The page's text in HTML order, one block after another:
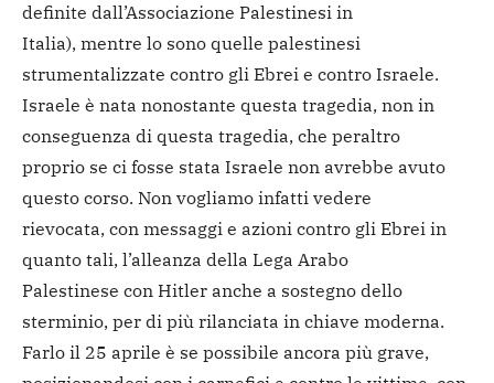
definite dall’Associazione Palestinesi in
Italia), mentre lo sono quelle palestinesi
strumentalizzate contro gli Ebrei e contro Israele.
Israele è nata nonostante questa tragedia, non in
conseguenza di questa tragedia, che peraltro
proprio se ci fosse stata Israele non avrebbe avuto
questo corso. Non vogliamo infatti vedere
rievocata, con messaggi e azioni contro gli Ebrei in
quanto tali, l’alleanza della Lega Arabo
Palestinese con Hitler anche a sostegno dello
sterminio, per di più rilanciata in chiave moderna.
Farlo il 25 aprile è se possibile ancora più grave,